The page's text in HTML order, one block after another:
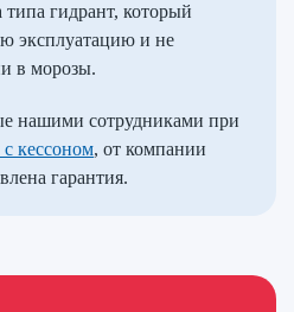
гидрант, который
эксплуатацию и не
в морозы.
нашими сотрудниками при
кессоном, от компании
гарантия.